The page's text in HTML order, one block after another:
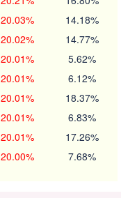
20.03% 14.18%
20.02% 14.77%
20.01% 5.62%
20.01% 6.12%
20.01% 18.37%
20.01% 6.83%
20.01% 17.26%
20.00% 7.68%